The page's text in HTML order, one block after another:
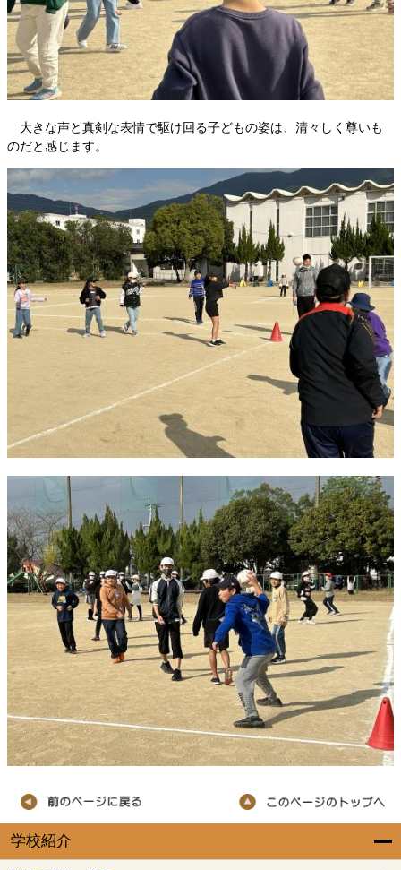
学校紹介
大きな声と真剣な表情で駆け回る子どもの姿は、清々しく尊いも
のだと感じます。